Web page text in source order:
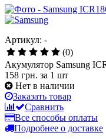
Артикул: -
(0)
Акумулятор Samsung
158 грн. за 1 шт
Нет в наличии
Заказать товар
Сравнить
Все способы оплаты
Подробнее о доставке